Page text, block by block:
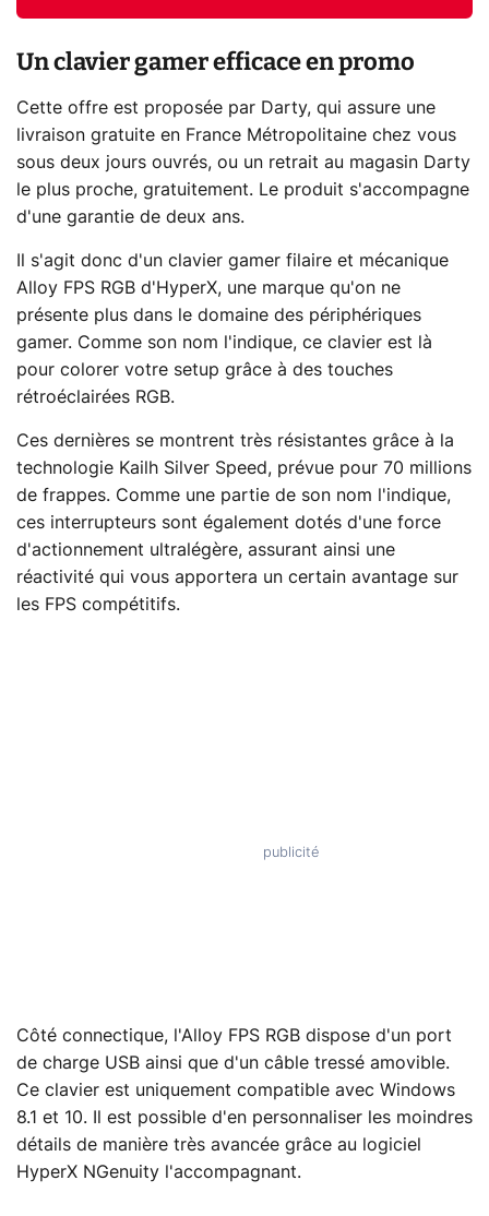
Un clavier gamer efficace en promo
Cette offre est proposée par Darty, qui assure une
livraison gratuite en France Métropolitaine chez vous
sous deux jours ouvrés, ou un retrait au magasin Darty
le plus proche, gratuitement. Le produit s'accompagne
d'une garantie de deux ans.
Il s'agit donc d'un clavier gamer filaire et mécanique
Alloy FPS RGB d'HyperX, une marque qu'on ne
présente plus dans le domaine des périphériques
gamer. Comme son nom l'indique, ce clavier est là
pour colorer votre setup grâce à des touches
rétroéclairées RGB.
Ces dernières se montrent très résistantes grâce à la
technologie Kailh Silver Speed, prévue pour 70 millions
de frappes. Comme une partie de son nom l'indique,
ces interrupteurs sont également dotés d'une force
d'actionnement ultralégère, assurant ainsi une
réactivité qui vous apportera un certain avantage sur
les FPS compétitifs.
Côté connectique, l'Alloy FPS RGB dispose d'un port
de charge USB ainsi que d'un câble tressé amovible.
Ce clavier est uniquement compatible avec Windows
8.1 et 10. Il est possible d'en personnaliser les moindres
détails de manière très avancée grâce au logiciel
HyperX NGenuity l'accompagnant.